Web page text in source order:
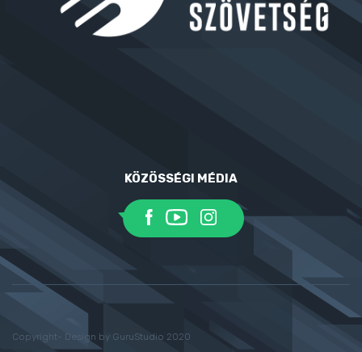
KÖZÖSSÉGI MÉDIA
Copyright- Design by GuruStudio 2020